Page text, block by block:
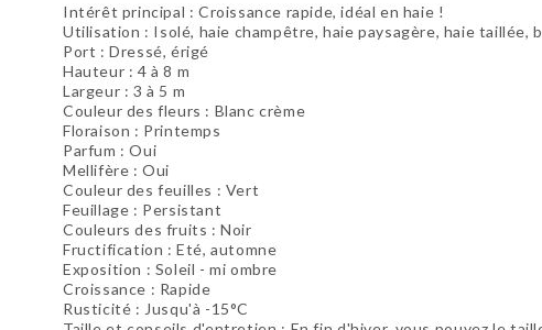
Intérêt principal : Croissance rapide, idéal en haie !
Utilisation : Isolé, haie champêtre, haie paysagère, haie taillée,
Port : Dressé, érigé
Hauteur : 4 à 8 m
Largeur : 3 à 5 m
Couleur des fleurs : Blanc crème
Floraison : Printemps
Parfum : Oui
Mellifère : Oui
Couleur des feuilles : Vert
Feuillage : Persistant
Couleurs des fruits : Noir
Fructification :Eté, automne
Exposition : Soleil - mi ombre
Croissance : Rapide
Rusticité : Jusqu'à -15°C